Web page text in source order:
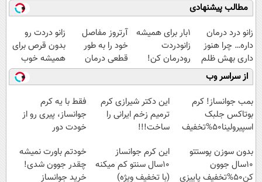
مطالب پیشنهادی
زانو درد درمان
داره… چرا هنوز
داری بهش ظلم
می‌کنی؟
1بار برای همیشه
زانودردت
رودرمان کن!
(تکنولوژی آلمان)
◂پرسشنامه▸
آرتروز مفاصل
خود را به طور
قطعی درمان
کنید!
◗پرسش‌نامه◖
زانو دردت رو
بدون قرص برای
همیشه خوب
کن! (قدم اول،
پرسش‌نامه)
از سراسر وب
بمب جوانساز! کرم
بوتاکس جلبک
اسپیرولینا50%تخفیف
این دکتر شیرازی کرم
ترمیم زخم ایرانی را
ساخت!!!
فقط با یه کرم
جوانساز، پیری رو از
خودت دور
بدون سوزن پوستتو
10سال جوون
کن50%تخفیف پاییزی
این کرم جوانساز
10سال سنتو کم میکنه
(با تخفیف ویژه)
خودتم باورت نمیشه
چقدر جوون شدی!
خرید جوانساز